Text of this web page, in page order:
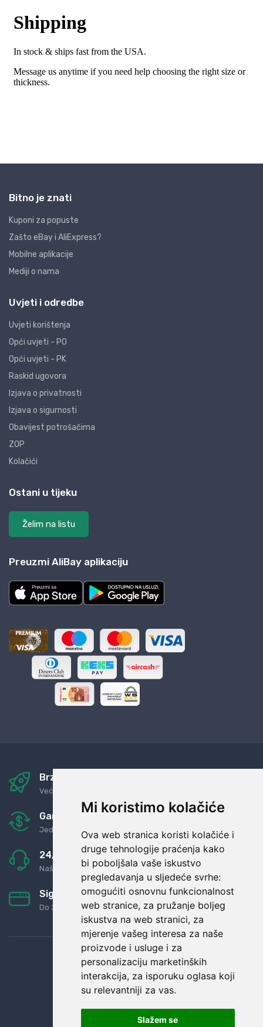
Mi koristimo kolačiće
Ova web stranica koristi kolačiće i
druge tehnologije praćenja kako
bi poboljšala vaše iskustvo
pregledavanja u sljedeće svrhe:
omogućiti osnovnu funkcionalnost
web stranice, za pružanje boljeg
iskustva na web stranici, za
mjerenje vašeg interesa za naše
proizvode i usluge i za
personalizaciju marketinških
interakcija, za isporuku oglasa koji
su relevantniji za vas.
Slažem se
Bitno je znati
Kuponi za popuste
Zašto eBay i AliExpress?
Mobilne aplikacije
Mediji o nama
Uvjeti i odredbe
Uvjeti korištenja
Opći uvjeti - PO
Opći uvjeti - PK
Raskid ugovora
Izjava o privatnosti
Izjava o sigurnosti
Obavijest potrošačima
ZOP
Kolačići
Ostani u tijeku
Želim na listu
Preuzmi AliBay aplikaciju
Brza i sigurna dostava
Već za nekoliko dana kod vas
Garancija u povrat novaca
Jednostavno pravilo: Roba za novac
24/7 odlična podrška
Naši agenti uvijek na raspolaganju
Sigurno obročno plaćanje
Do 24 rata bez kamata